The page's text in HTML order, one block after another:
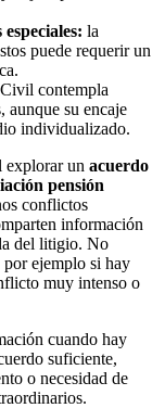
la
puede requerir un
contempla
aunque su encaje
individualizado.
explorar un acuerdo
pensión
conflictos
información
del litigio. No
por ejemplo si hay
muy intenso o
cuando hay
suficiente,
o necesidad de